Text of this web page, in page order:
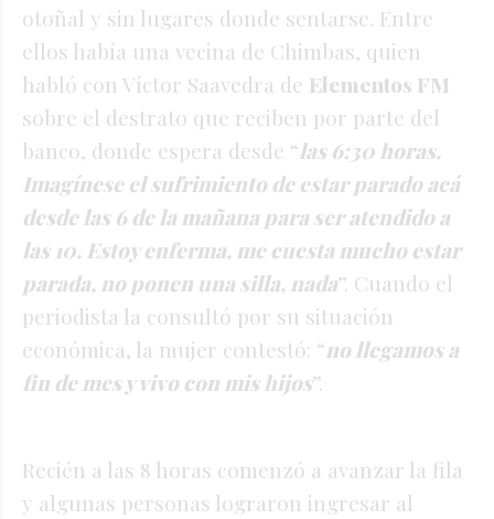
otoñal y sin lugares donde sentarse. Entre
ellos había una vecina de Chimbas, quien
habló con Víctor Saavedra de Elementos FM
sobre el destrato que reciben por parte del
banco, donde espera desde “las 6:30 horas.
Imagínese el sufrimiento de estar parado acá
desde las 6 de la mañana para ser atendido a
las 10. Estoy enferma, me cuesta mucho estar
parada, no ponen una silla, nada”. Cuando el
periodista la consultó por su situación
económica, la mujer contestó: “no llegamos a
fin de mes y vivo con mis hijos”.
Recién a las 8 horas comenzó a avanzar la fila
y algunas personas lograron ingresar al